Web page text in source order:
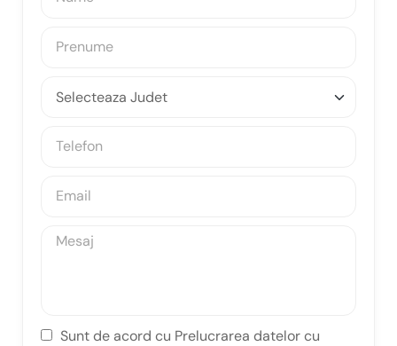
Sunt de acord cu Prelucrarea datelor cu